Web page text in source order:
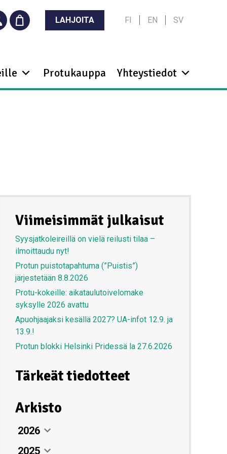
LAHJOITA FI EN SV
Protukauppa Yhteystiedot
Viimeisimmät julkaisut
Syysjatkoleireillä on vielä reilusti tilaa –
ilmoittaudu nyt!
Protun puistotapahtuma (”Puistis”)
järjestetään 8.8.2026
Protu-kokeille: aikataulutoivelomake
syksylle 2026 avattu
Apuohjaajaksi kesällä 2027? UA-infot 12.9. ja
13.9.!
Protun blokki Helsinki Pridessä la 27.6.2026
Tärkeät tiedotteet
Arkisto
2026
Elokuu
2025